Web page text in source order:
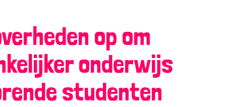
op om
onderwijs
studenten